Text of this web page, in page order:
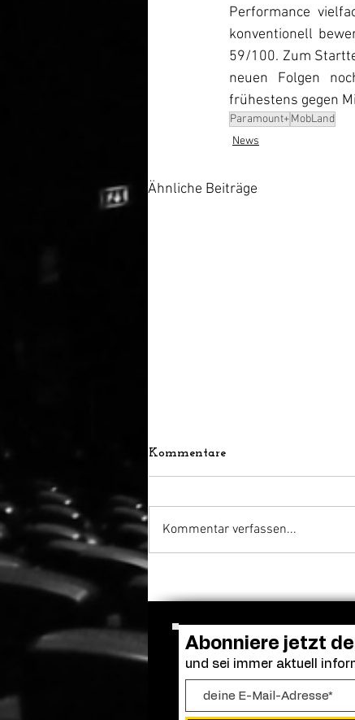
Performance
konventionell
59/100. Zum
neuen Folgen
frühestens gegen
Paramount+MobLand
News
Ähnliche Beiträge
Hauptrolle, Regie und
Breakers 2“
Kommentare
Kommentar verfassen...
Abonniere jetzt
und sei immer aktuell